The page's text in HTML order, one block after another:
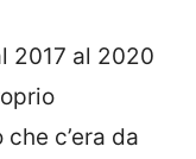
2017 al 2020
c’era da